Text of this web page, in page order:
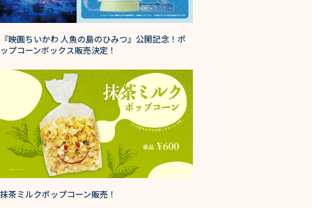
『映画ちいかわ 人魚の島のひみつ』公開記念！ポ
ップコーンボックス販売決定！
抹茶ミルクポップコーン販売！